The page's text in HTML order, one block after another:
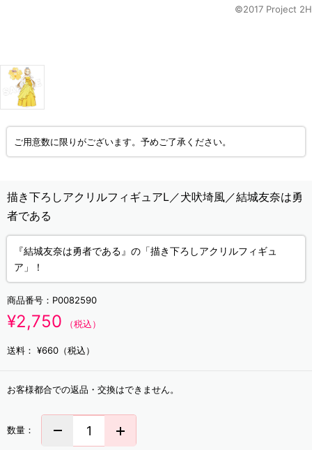
©2017 Project 2H
ご用意数に限りがございます。予めご了承ください。
描き下ろしアクリルフィギュアL／犬吠埼風／結城友奈は勇
者である
『結城友奈は勇者である』の「描き下ろしアクリルフィギュ
ア」！
商品番号： P0082590
¥2,750 （税込）
送料： ¥660（税込）
お客様都合での返品・交換はできません。
数量：